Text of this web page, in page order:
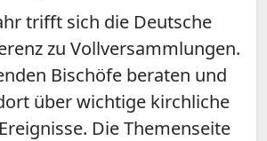
trifft sich die Deutsche
zu Vollversammlungen.
Bischöfe beraten und
über wichtige kirchliche
Die Themenseite